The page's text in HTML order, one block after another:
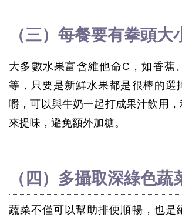
（三）每餐要有拳頭大
大多數水果富含維他命C，如香蕉
等，只要是新鮮水果都是很棒的選
嚼，可以與牛奶一起打成果汁飲用
來提味，避免額外加糖。
（四）多攝取深綠色蔬
蔬菜不僅可以幫助排便順暢，也是